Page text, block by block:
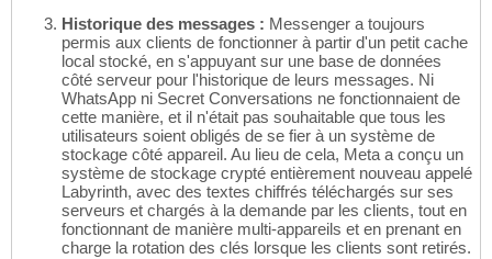
Historique des messages : Messenger a toujours
permis aux clients de fonctionner à partir d'un petit cache
local stocké, en s'appuyant sur une base de données
côté serveur pour l'historique de leurs messages. Ni
WhatsApp ni Secret Conversations ne fonctionnaient de
cette manière, et il n'était pas souhaitable que tous les
utilisateurs soient obligés de se fier à un système de
stockage côté appareil. Au lieu de cela, Meta a conçu un
système de stockage crypté entièrement nouveau appelé
Labyrinth, avec des textes chiffrés téléchargés sur ses
serveurs et chargés à la demande par les clients, tout en
fonctionnant de manière multi-appareils et en prenant en
charge la rotation des clés lorsque les clients sont retirés.